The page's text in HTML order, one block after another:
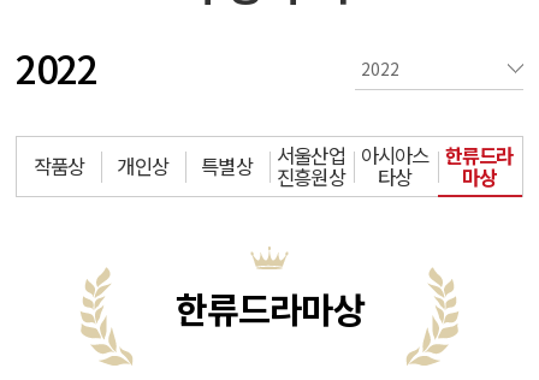
2022
작품상 개인상 특별상 서울산업
진흥원상
아시아스
타상
한류드라
마상
한류드라마상